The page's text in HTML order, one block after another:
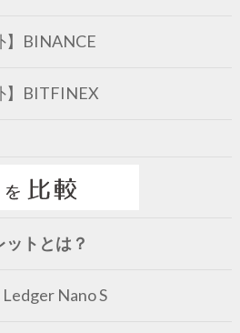
】BINANCE
】BITFINEX
ットとは？
Nano S